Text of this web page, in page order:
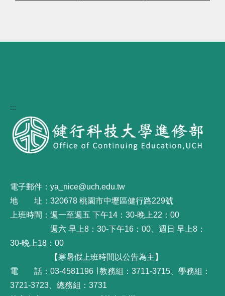
:::
電子郵件：ya_nice@uch.edu.tw
地 址：320678 桃園市中壢區健行路229號
上班時間：週一至週五 下午14：30-晚上22：00
週六 早上8：30-下午16：00、週日 早上8：
30-晚上18：00
【寒暑假上班時間以公告為主】
電 話：03-4581196 ∣ 教務組：3711-3715、學務組：
3721-3723、總務組：3731